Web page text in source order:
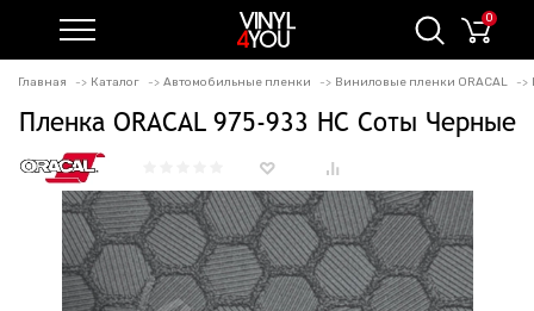
0
Главная Каталог Автомобильные пленки Виниловые пленки ORACAL
Пленка ORACAL 975-933 HC Соты Черные